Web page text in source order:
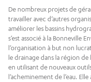
De nombreux projets de
travailler avec d’autres
améliorer les bassins
s’est associé à la Bonneville
l’organisation à but non
le drainage dans la région de
en utilisant de nouveaux
l’acheminement de l’eau.